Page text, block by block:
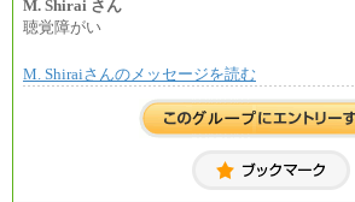
※上記に加え、所定労働時
※試用期間中も給与に変更
＜募集各社・全職種共通＞
月給21万円以上～
M. Shirai さん
聴覚障がい
M. Shiraiさんのメッセージを読む